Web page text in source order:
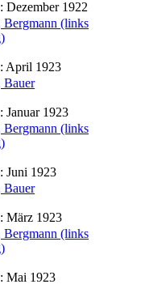
Dezember 1922
Bergmann (links
April 1923
Bauer
Januar 1923
Bergmann (links
Juni 1923
Bauer
März 1923
Bergmann (links
Mai 1923